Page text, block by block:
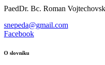
PaedDr. Bc. Roman
snepeda@gmail.com
Facebook
O slovníku